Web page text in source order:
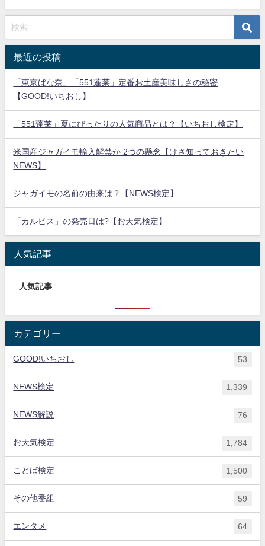
最近の投稿
「東京ばな奈」「551蓬莱」定番お土産美味しさの秘密
【GOOD!いちおし】
「551蓬莱」夏にぴったりの人気商品とは？【いちおし検定】
米国産ジャガイモ輸入解禁か 2つの懸念【けさ知っておきたい
NEWS】
ジャガイモの名前の由来は？【NEWS検定】
「カルピス」の発売日は?【お天気検定】
人気記事
人気記事
カテゴリー
GOOD!いちおし 53
NEWS検定 1,339
NEWS解説 76
お天気検定 1,784
ことば検定 1,500
その他番組 59
エンタメ 64